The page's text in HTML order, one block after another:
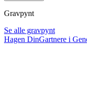
Gravpynt
Se alle gravpynt
Hagen DinGartnere i